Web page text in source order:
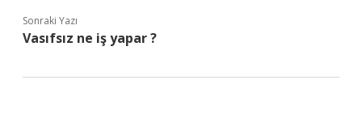
Sonraki Yazı
Vasıfsız ne iş yapar ?